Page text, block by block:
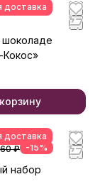
доставка
шоколаде
доставка
₽ -15%
набор